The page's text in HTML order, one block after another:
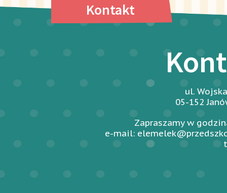
Kontakt
ul.
05-152
Zapraszamy w
e-mail: